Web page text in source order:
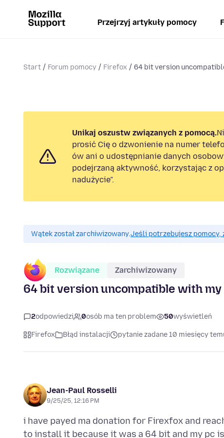
Przejrzyj artykuły pomocy
Start Forum pomocy Firefox 64 bit version
Unikaj oszustw związanych z pomocą.
prosić Cię o dzwonienie na numer
ów ani o udostępnianie danych
podejrzaną aktywność, korzystając z
nadużycie”.
Wątek został zarchiwizowany.Jeśli potrzebujesz pomocy,
Rozwiązane Zarchiwizowany
64 bit version uncompatible with my
2odpowiedzi 0osób ma ten problem 50wyświetleń
Firefox Błąd instalacji pytanie zadane 10 miesięcy
Jean-Paul Rosselli
9/25/25, 12:16 PM
i have payed ma donation for Firexfox and